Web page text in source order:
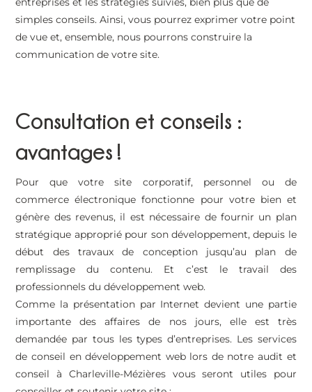
simples conseils. Ainsi, vous pourrez exprimer votre point
de vue et, ensemble, nous pourrons construire la
communication de votre site.
Consultation et conseils :
avantages !
Pour que votre site corporatif, personnel ou de
commerce électronique fonctionne pour votre bien et
génère des revenus, il est nécessaire de fournir un plan
stratégique approprié pour son développement, depuis le
début des travaux de conception jusqu’au plan de
remplissage du contenu. Et c’est le travail des
professionnels du développement web.
Comme la présentation par Internet devient une partie
importante des affaires de nos jours, elle est très
demandée par tous les types d’entreprises. Les services
de conseil en développement web lors de notre audit et
conseil à Charleville-Mézières vous seront utiles pour